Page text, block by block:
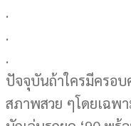
.
.
.
ปัจจุบันถ้าใครมีครอบ
สภาพสวย ๆโดยเฉพ